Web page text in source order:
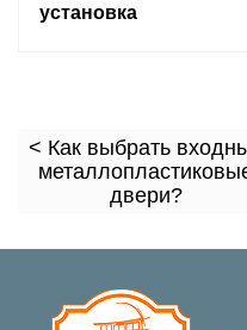
установка
< Как выбрать
двери?